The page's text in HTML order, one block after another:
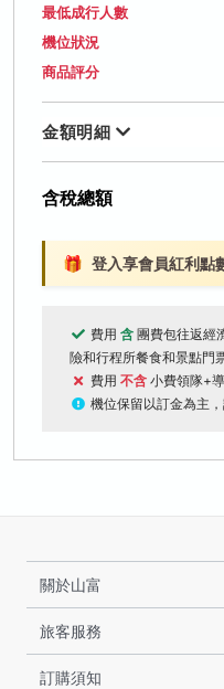
最低成行人數
機位狀況
商品評分
金額明細
含稅總額
🎁 登入享會員紅利點
費用 含 團費包往返經
險和行程所餐食和景點門
費用 不含 小費領隊+
機位保留以訂金為主
關於山富
旅客服務
訂購須知